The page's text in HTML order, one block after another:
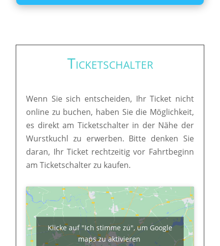
Ticketschalter
Wenn Sie sich entscheiden, Ihr Ticket nicht
online zu buchen, haben Sie die Möglichkeit,
es direkt am Ticketschalter in der Nähe der
Wurstkuchl zu erwerben. Bitte denken Sie
daran, Ihr Ticket rechtzeitig vor Fahrtbeginn
am Ticketschalter zu kaufen.
Klicke auf "Ich stimme zu", um Google
maps zu aktivieren